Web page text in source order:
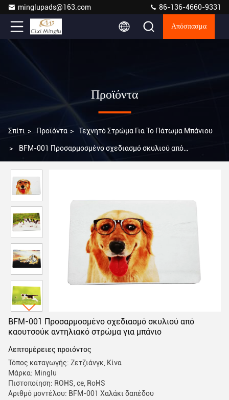
minglupads@163.com 86-136-4660-9331
Απόσπασμα
Προϊόντα
Σπίτι > Προϊόντα > Τεχνητό Στρώμα Για Το Πάτωμα Μπάνιου
> BFM-001 Προσαρμοσμένο σχεδιασμό σκυλιού από
BFM-001 Προσαρμοσμένο σχεδιασμό σκυλιού από
καουτσούκ αντηλιακό στρώμα για μπάνιο
Λεπτομέρειες προιόντος
Τόπος καταγωγής: Ζετζιάνγκ, Κίνα
Μάρκα: Minglu
Πιστοποίηση: ROHS, ce, RoHS
Αριθμό μοντέλου: BFM-001 Χαλάκι δαπέδου